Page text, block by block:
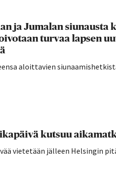
ja Jumalan siunausta
turvaa lapsen
aloittavien
kutsuu
vietetään jälleen Helsingin